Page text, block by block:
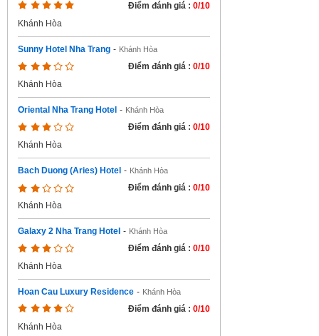
Điểm đánh giá : 0/10
Khánh Hòa
Sunny Hotel Nha Trang - Khánh Hòa
Điểm đánh giá : 0/10
Khánh Hòa
Oriental Nha Trang Hotel - Khánh Hòa
Điểm đánh giá : 0/10
Khánh Hòa
Bach Duong (Aries) Hotel - Khánh Hòa
Điểm đánh giá : 0/10
Khánh Hòa
Galaxy 2 Nha Trang Hotel - Khánh Hòa
Điểm đánh giá : 0/10
Khánh Hòa
Hoan Cau Luxury Residence - Khánh Hòa
Điểm đánh giá : 0/10
Khánh Hòa